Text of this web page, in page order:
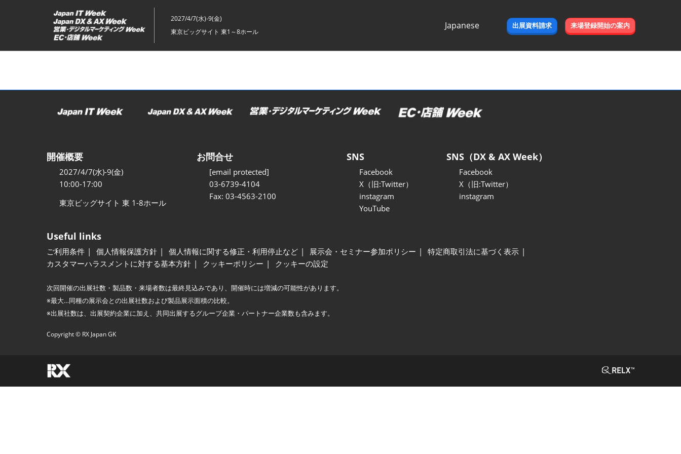
ッ
2027/4/7(水)-9(金)
東京ビッグサイト 東1～8ホール
Japanese
出展資料請求 来場登録開始の案内
開催概要
2027/4/7(水)-9(金)
10:00-17:00
東京ビッグサイト 東 1-8ホール
お問合せ
[email protected]
03-6739-4104
Fax: 03-4563-2100
SNS
Facebook
X（旧:Twitter）
instagram
YouTube
SNS（DX & AX Week）
Facebook
X（旧:Twitter）
instagram
Useful links
ご利用条件 個人情報保護方針 個人情報に関する修正・利用停止など 展示会・セミナー参加ポリシー
特定商取引法に基づく表示
カスタマーハラスメントに対する基本方針
クッキーポリシー クッキーの設定
次回開催の出展社数・製品数・来場者数は最終見込みであり、開催時には増減の可能性があります。
※最大…同種の展示会との出展社数および製品展示面積の比較。
※出展社数は、出展契約企業に加え、共同出展するグループ企業・パートナー企業数も含みます。
Copyright © RX Japan GK